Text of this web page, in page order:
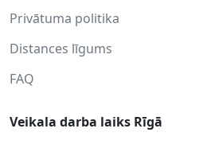
Privātuma politika
Distances līgums
FAQ
Veikala darba laiks Rīgā